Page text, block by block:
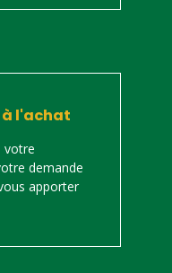
l'achat
votre
demande
apporter